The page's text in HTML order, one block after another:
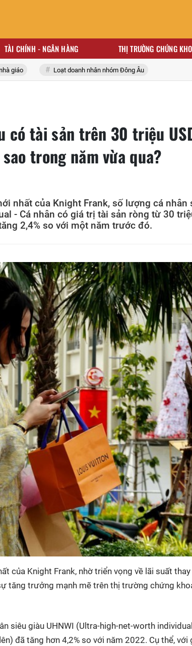
TÀI CHÍNH - NGÂN HÀNG THỊ TRƯỜNG CHỨNG
Loạt doanh nhân nhóm Đông Âu
có tài sản trên 30 triệu
trong năm vừa qua?
nhất của Knight Frank, số lượng cá nhân
- Cá nhân có giá trị tài sản ròng từ 30
2,4% so với một năm trước đó.
của Knight Frank, nhờ triển vọng về lãi suất thay
tăng trưởng mạnh mẽ trên thị trường chứng
siêu giàu UHNWI (Ultra-high-net-worth
đã tăng hơn 4,2% so với năm 2022. Cụ thể, với